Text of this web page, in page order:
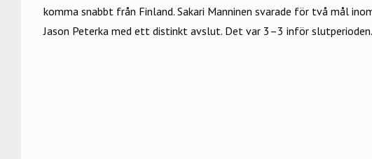
komma snabbt från Finland. Sakari Manninen svarade för två mål
Jason Peterka med ett distinkt avslut. Det var 3–3 inför slutperioden.